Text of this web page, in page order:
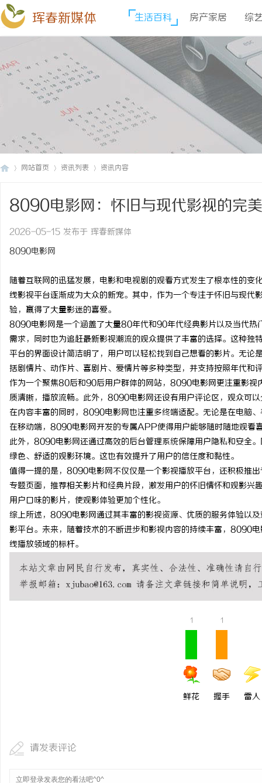
珲春新媒体 生活百科 房产家居 综
网站首页 资讯列表 资讯内容
8090电影网：怀旧与现代影视的完
2026-05-15 发布于 珲春新媒体
8090电影网
随着互联网的迅猛发展，电影和电视剧的观看方式发生了根本性的
线影视平台逐渐成为大众的新宠。其中，作为一个专注于怀旧与现
验，赢得了大量影迷的喜爱。
8090电影网是一个涵盖了大量80年代和90年代经典影片以及当代热
需求，同时也为追赶最新影视潮流的观众提供了丰富的选择。这种
平台的界面设计简洁明了，用户可以轻松找到自己想看的影片。无
括剧情片、动作片、喜剧片、爱情片等多种类型，并支持按照年代和
作为一个聚焦80后和90后用户群体的网站，8090电影网更注重影视
质清晰，播放流畅。此外，8090电影网还设有用户评论区，观众可
在内容丰富的同时，8090电影网也注重多终端适配。无论是在电脑
在移动端，8090电影网开发的专属APP使得用户能够随时随地观看
此外，8090电影网还通过高效的后台管理系统保障用户隐私和安全
绿色、舒适的观影环境。这也有效提升了用户的信任度和黏性。
值得一提的是，8090电影网不仅仅是一个影视播放平台，还积极推
专题页面，推荐相关影片和经典片段，激发用户的怀旧情怀和观影
用户口味的影片，使观影体验更加个性化。
综上所述，8090电影网通过其丰富的影视资源、优质的服务体验以
影平台。未来，随着技术的不断进步和影视内容的持续丰富，8090
线播放领域的标杆。
1
鲜花
1
握手 雷人
请发表评论
年新能源轻卡续航能力对比推荐：5大